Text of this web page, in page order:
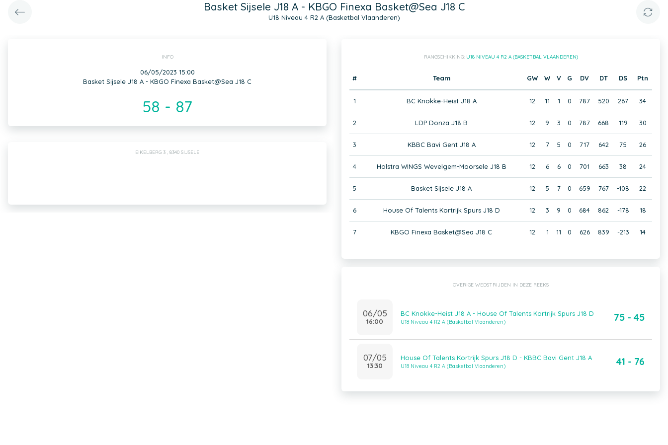
Basket Sijsele J18 A - KBGO Finexa Basket@Sea J18 C
U18 Niveau 4 R2 A (Basketbal Vlaanderen)
INFO
06/05/2023 15:00
Basket Sijsele J18 A - KBGO Finexa Basket@Sea J18 C
58 - 87
EIKELBERG 3 , 8340 SIJSELE
RANGSCHIKKING: U18 NIVEAU 4 R2 A (BASKETBAL VLAANDEREN)
# Team GW W V G DV DT DS Ptn
1 BC Knokke-Heist J18 A 12 11 1 0 787 520 267 34
2 LDP Donza J18 B 12 9 3 0 787 668 119 30
3 KBBC Bavi Gent J18 A 12 7 5 0 717 642 75 26
4 Holstra WINGS Wevelgem-Moorsele J18 B 12 6 6 0 701 663 38 24
5 Basket Sijsele J18 A 12 5 7 0 659 767 -108 22
6 House Of Talents Kortrijk Spurs J18 D 12 3 9 0 684 862 -178 18
7 KBGO Finexa Basket@Sea J18 C 12 1 11 0 626 839 -213 14
OVERIGE WEDSTRIJDEN IN DEZE REEKS
06/05
16:00
BC Knokke-Heist J18 A - House Of Talents Kortrijk Spurs J18 D
U18 Niveau 4 R2 A (Basketbal Vlaanderen) 75 - 45
07/05
13:30
House Of Talents Kortrijk Spurs J18 D - KBBC Bavi Gent J18 A
U18 Niveau 4 R2 A (Basketbal Vlaanderen) 41 - 76